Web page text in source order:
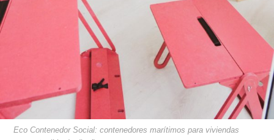
Eco Contenedor Social: contenedores marítimos para viviendas